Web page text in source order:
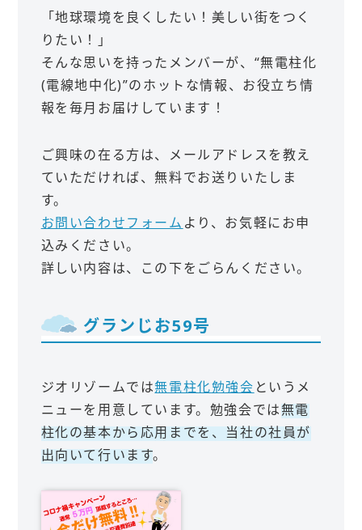
「地球環境を良くしたい！美しい街をつく
りたい！」
そんな思いを持ったメンバーが、“無電柱化
(電線地中化)”のホットな情報、お役立ち情
報を毎月お届けしています！
ご興味の在る方は、メールアドレスを教え
ていただければ、無料でお送りいたしま
す。
お問い合わせフォーム より、お気軽にお申
込みください。
詳しい内容は、この下をごらんください。
グランじお59号
ジオリゾームでは無電柱化勉強会 というメ
ニューを用意しています。勉強会では無電
柱化の基本から応用までを、当社の社員が
出向いて行います。